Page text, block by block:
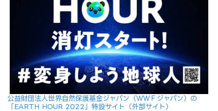
公益財団法人世界自然保護基金ジャパン（ＷＷＦジャパン）の
「EARTH HOUR 2022」特設サイト（外部サイト）